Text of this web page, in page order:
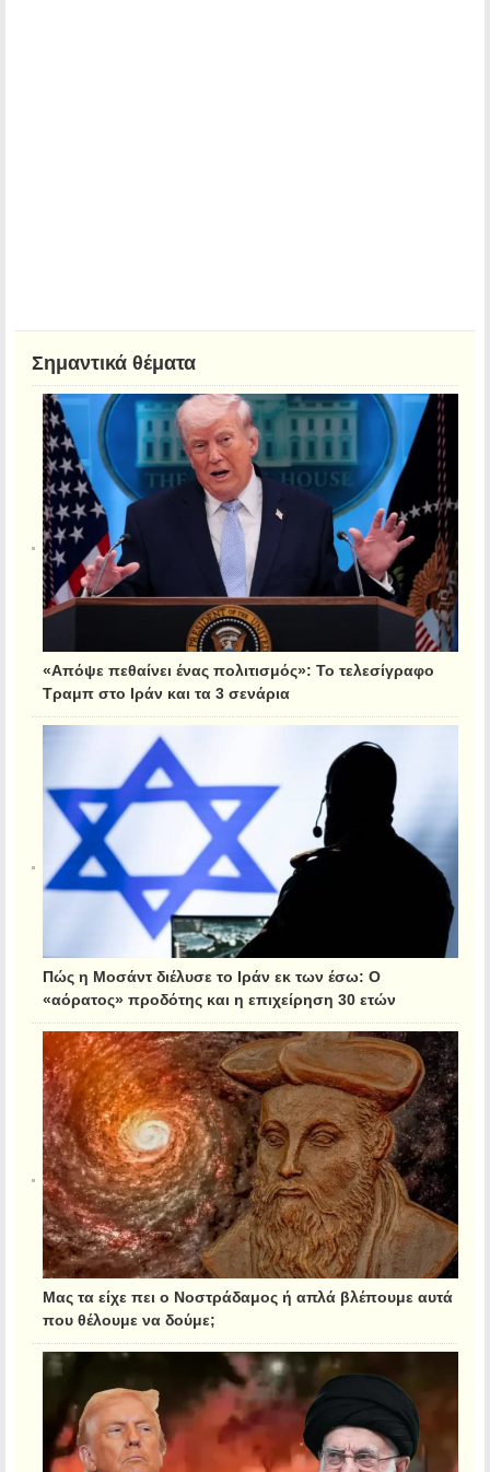
Σημαντικά θέματα
«Απόψε πεθαίνει ένας πολιτισμός»: Το τελεσίγραφο
Τραμπ στο Ιράν και τα 3 σενάρια
Πώς η Μοσάντ διέλυσε το Ιράν εκ των έσω: Ο
«αόρατος» προδότης και η επιχείρηση 30 ετών
Μας τα είχε πει ο Νοστράδαμος ή απλά βλέπουμε αυτά
που θέλουμε να δούμε;